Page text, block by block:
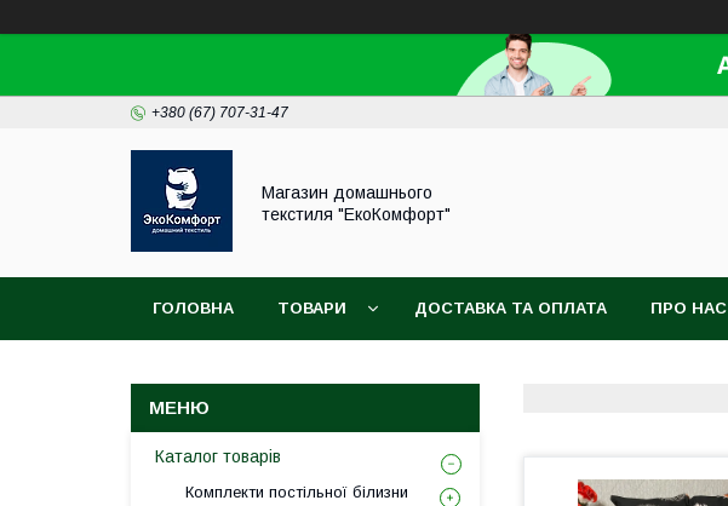
+380 (67) 707-31-47
Магазин домашнього
текстиля "ЕкоКомфорт"
ГОЛОВНА ТОВАРИ ДОСТАВКА ТА ОПЛАТА ПРО НАС
Каталог товарів
Комплекти постільної білизни